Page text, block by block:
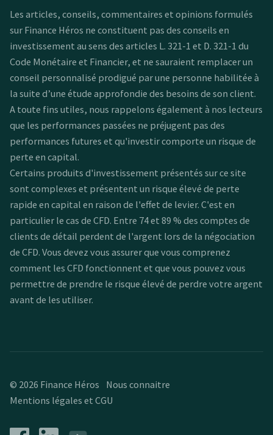
Les articles, conseils, commentaires et opinions formulés
sur Finance Héros ne constituent pas des conseils en
investissement au sens des articles L. 321-1 et D. 321-1 du
Code Monétaire et Financier, et ne sauraient remplacer un
conseil personnalisé prodigué par une personne habilitée à
la suite d’une étude approfondie des besoins de son client.
A toute fins utiles, nous rappelons également à nos lecteurs
que les performances passées ne préjugent pas des
performances futures et qu'investir comporte un risque de
perte en capital.
Certains produits d'investissement présentés sur ce site
sont complexes et présentent un risque élevé de perte
rapide en capital en raison de l'effet de levier. C'est en
particulier le cas de CFD. Entre 74 et 89 % des comptes de
clients de détail perdent de l'argent lors de la négociation
de CFD. Vous devez vous assurer que vous comprenez
comment les CFD fonctionnent et que vous pouvez vous
permettre de prendre le risque élevé de perdre votre argent
avant de les utiliser.
© 2026 Finance Héros
Nous connaitre
Mentions légales et CGU